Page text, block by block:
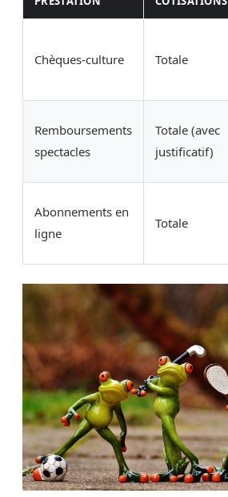
Chèques-culture Totale
Remboursements
spectacles
Totale (avec
justificatif)
Abonnements en
ligne
Totale